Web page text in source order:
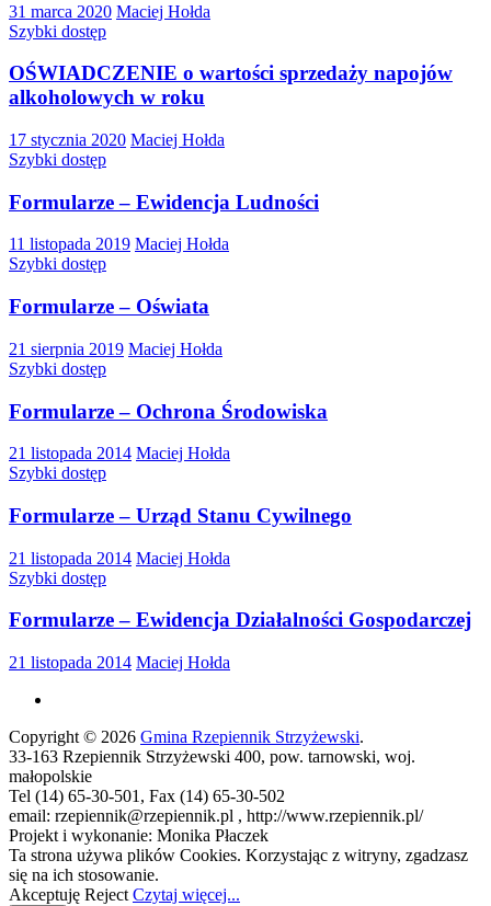
31 marca 2020 Maciej Hołda
Szybki dostęp
OŚWIADCZENIE o wartości sprzedaży napojów
alkoholowych w roku
17 stycznia 2020 Maciej Hołda
Szybki dostęp
Formularze – Ewidencja Ludności
11 listopada 2019 Maciej Hołda
Szybki dostęp
Formularze – Oświata
21 sierpnia 2019 Maciej Hołda
Szybki dostęp
Formularze – Ochrona Środowiska
21 listopada 2014 Maciej Hołda
Szybki dostęp
Formularze – Urząd Stanu Cywilnego
21 listopada 2014 Maciej Hołda
Szybki dostęp
Formularze – Ewidencja Działalności Gospodarczej
21 listopada 2014 Maciej Hołda
Copyright © 2026 Gmina Rzepiennik Strzyżewski.
33-163 Rzepiennik Strzyżewski 400, pow. tarnowski, woj.
małopolskie
Tel (14) 65-30-501, Fax (14) 65-30-502
email: rzepiennik@rzepiennik.pl , http://www.rzepiennik.pl/
Projekt i wykonanie: Monika Płaczek
Ta strona używa plików Cookies. Korzystając z witryny, zgadzasz
się na ich stosowanie.
Akceptuję Reject Czytaj więcej...